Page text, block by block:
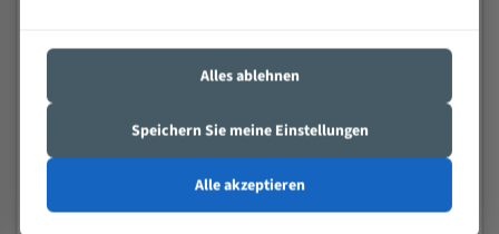
Nichteisenmetalle
Speziell entwickelt für Profile / Rohre
Kleine und mittlere Profile / Kleine Durchmesser
Alles ablehnen
Speichern Sie meine Einstellungen
Alle akzeptieren